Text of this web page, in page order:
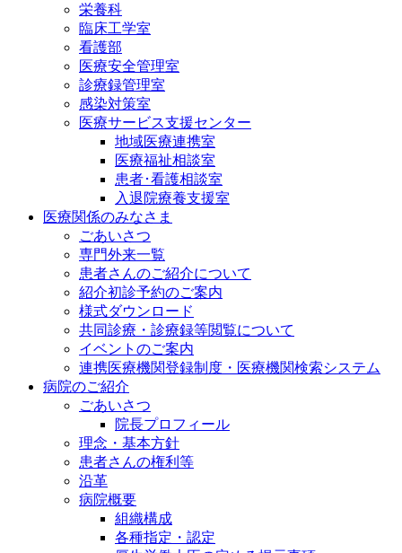
栄養科
臨床工学室
看護部
医療安全管理室
診療録管理室
感染対策室
医療サービス支援センター
地域医療連携室
医療福祉相談室
患者･看護相談室
入退院療養支援室
医療関係のみなさま
ごあいさつ
専門外来一覧
患者さんのご紹介について
紹介初診予約のご案内
様式ダウンロード
共同診療・診療録等閲覧について
イベントのご案内
連携医療機関登録制度・医療機関検索システム
病院のご紹介
ごあいさつ
院長プロフィール
理念・基本方針
患者さんの権利等
沿革
病院概要
組織構成
各種指定・認定